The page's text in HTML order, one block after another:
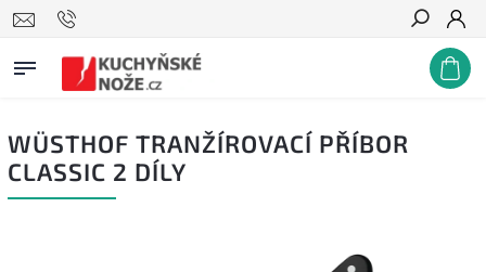
Hledat
WÜSTHOF TRANŽÍROVACÍ PŘÍBOR
CLASSIC 2 DÍLY